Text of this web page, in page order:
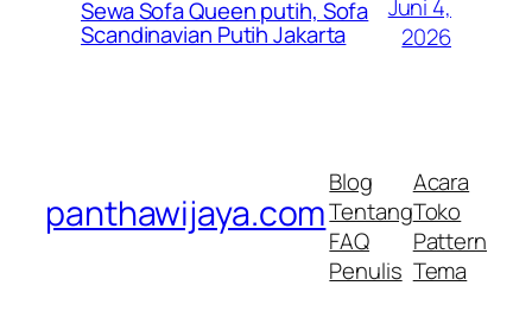
Sewa Sofa Queen putih, Sofa
Scandinavian Putih Jakarta
Juni 4,
2026
panthawijaya.com
Blog
Tentang
FAQ
Penulis
Acara
Toko
Pattern
Tema